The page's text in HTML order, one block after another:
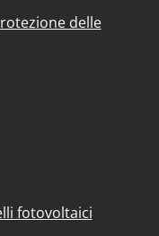
delle
fotovoltaici